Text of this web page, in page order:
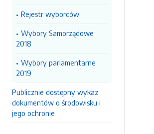
Rejestr wyborców
Wybory Samorządowe
2018
Wybory parlamentarne
2019
Publicznie dostępny wykaz
dokumentów o środowisku i
jego ochronie